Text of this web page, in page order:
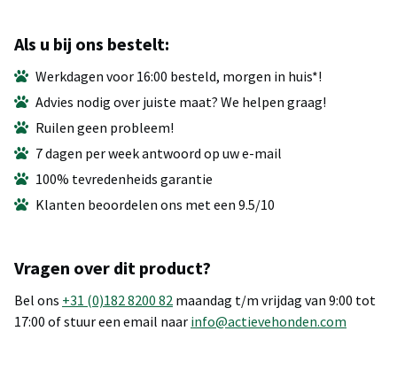
Als u bij ons bestelt:
Werkdagen voor 16:00 besteld, morgen in huis*!
Advies nodig over juiste maat? We helpen graag!
Ruilen geen probleem!
7 dagen per week antwoord op uw e-mail
100% tevredenheids garantie
Klanten beoordelen ons met een 9.5/10
Vragen over dit product?
Bel ons +31 (0)182 8200 82 maandag t/m vrijdag van 9:00 tot
17:00 of stuur een email naar info@actievehonden.com